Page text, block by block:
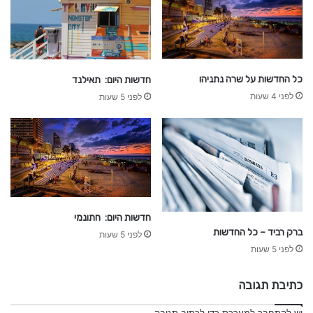
2
5
-
כ
ל
ת
כ
ל
כל החדשות על שרה נתניהו
לפני 4 שעות
חדשות היום: תאילנד
לפני 5 שעות
ברק רביד – כל החדשות
לפני 5 שעות
חדשות היום: חתונמי
לפני 5 שעות
כתיבת תגובה